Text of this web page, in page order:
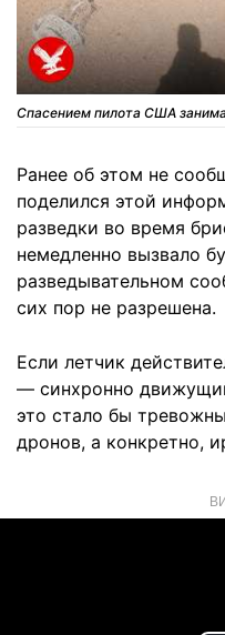
Спасением пилота США
Ранее об этом не
поделился этой
разведки во время
немедленно вызвало
разведывательном
сих пор не разрешена.
Если летчик
— синхронно
это стало бы
дронов, а конкретно,